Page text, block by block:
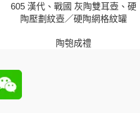
605 漢代、戰國 灰陶雙耳壺、硬
陶壓劃紋壺／硬陶網格紋罐
陶匏成禮